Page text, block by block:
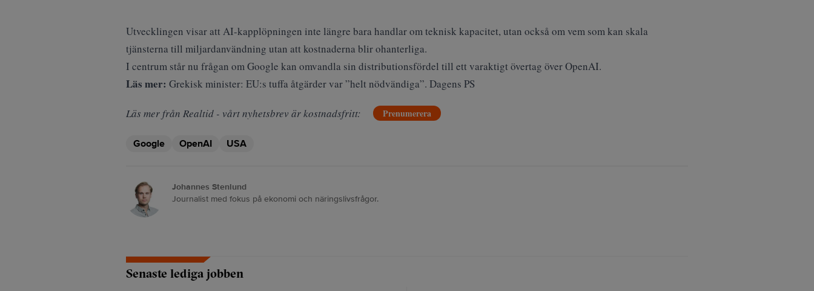
Utvecklingen visar att AI-kapplöpningen inte längre bara handlar om teknisk kapacitet, utan också om vem som kan skala
tjänsterna till miljardanvändning utan att kostnaderna blir ohanterliga.
I centrum står nu frågan om Google kan omvandla sin distributionsfördel till ett varaktigt övertag över OpenAI.
Läs mer: Grekisk minister: EU:s tuffa åtgärder var ”helt nödvändiga”. Dagens PS
Läs mer från Realtid - vårt nyhetsbrev är kostnadsfritt: Prenumerera
Google OpenAI USA
Johannes Stenlund
Journalist med fokus på ekonomi och näringslivsfrågor.
Senaste lediga jobben